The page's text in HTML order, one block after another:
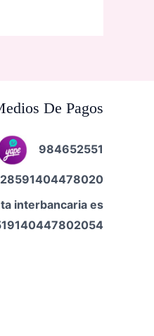
De Pagos
984652551
interbancaria es